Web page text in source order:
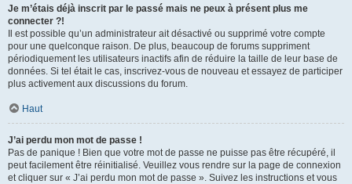
Je m’étais déjà inscrit par le passé mais ne peux à présent plus me
connecter ?!
Il est possible qu’un administrateur ait désactivé ou supprimé votre compte
pour une quelconque raison. De plus, beaucoup de forums suppriment
périodiquement les utilisateurs inactifs afin de réduire la taille de leur base de
données. Si tel était le cas, inscrivez-vous de nouveau et essayez de participer
plus activement aux discussions du forum.
Haut
J’ai perdu mon mot de passe !
Pas de panique ! Bien que votre mot de passe ne puisse pas être récupéré, il
peut facilement être réinitialisé. Veuillez vous rendre sur la page de connexion
et cliquer sur « J’ai perdu mon mot de passe ». Suivez les instructions et vous